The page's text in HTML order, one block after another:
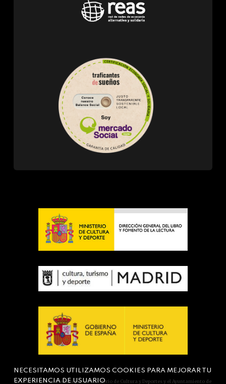
Actividad subvencionada por el Ministerio de Cultura y Deportes y el Ayuntamiento de
NECESITAMOS UTILIZAMOS COOKIES PARA MEJORAR TU
EXPERIENCIA DE USUARIO